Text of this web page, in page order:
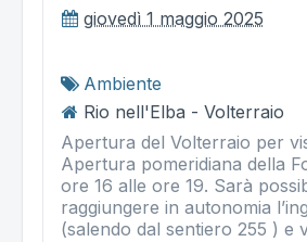
giovedì 1 maggio 2025
Ambiente
Rio nell'Elba - Volterraio
Apertura del Volterraio per
Apertura pomeridiana della
ore 16 alle ore 19. Sarà
raggiungere in autonomia
(salendo dal sentiero 255 ) e